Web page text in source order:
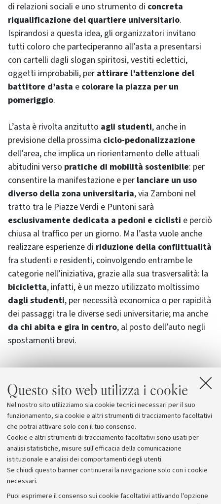
Questo sito web utilizza i cookie
Nel nostro sito utilizziamo sia cookie tecnici necessari per il suo
funzionamento, sia cookie e altri strumenti di tracciamento facoltativi
che potrai attivare solo con il tuo consenso.
Cookie e altri strumenti di tracciamento facoltativi sono usati per
analisi statistiche, misure sull'efficacia della comunicazione
istituzionale e analisi dei comportamenti degli utenti.
Se chiudi questo banner continuerai la navigazione solo con i cookie
necessari.
Puoi esprimere il consenso sui cookie facoltativi attivando l'opzione
di relazioni sociali e uno strumento di concreta
riqualificazione del quartiere universitario.
Ispirandosi a questa idea, gli organizzatori invitano
tutti coloro che parteciperanno all’asta a presentarsi
con cartelli dagli slogan spiritosi, vestiti eclettici,
oggetti improbabili, per attirare l’attenzione del
battitore d’asta e colorare la piazza per un
pomeriggio.
L’asta è rivolta anzitutto agli studenti, anche in
previsione della prossima ciclo-pedonalizzazione
dell’area, che implica un riorientamento delle attuali
abitudini verso pratiche di mobilità sostenibile: per
consentire la manifestazione e per lanciare un uso
diverso della zona universitaria, via Zamboni nel
tratto tra le Piazze Verdi e Puntoni sarà
esclusivamente dedicata a pedoni e ciclisti e perciò
chiusa al traffico per un giorno. Ma l’asta vuole anche
realizzare esperienze di riduzione della conflittualità
fra studenti e residenti, coinvolgendo entrambe le
categorie nell’iniziativa, grazie alla sua trasversalità: la
bicicletta, infatti, è un mezzo utilizzato moltissimo
dagli studenti, per necessità economica o per rapidità
dei passaggi tra le diverse sedi universitarie; ma anche
da chi abita e gira in centro, al posto dell’auto negli
spostamenti brevi.
Allegati
Locandina[80.2 KB]
Archivio